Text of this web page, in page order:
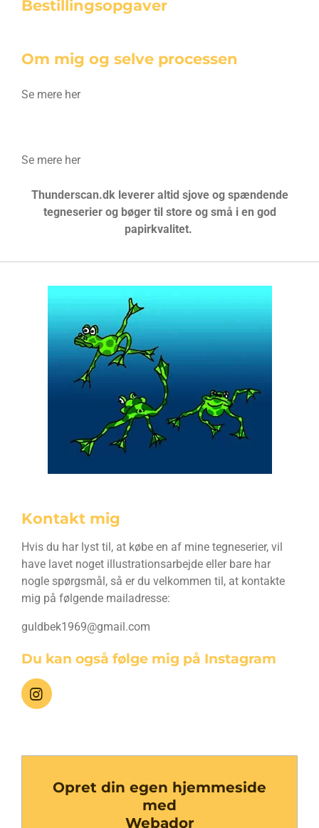
Bestillingsopgaver
Om mig og selve processen
Se mere her
Se mere her
Thunderscan.dk leverer altid sjove og spændende
tegneserier og bøger til store og små i en god
papirkvalitet.
Kontakt mig
Hvis du har lyst til, at købe en af mine tegneserier, vil
have lavet noget illustrationsarbejde eller bare har
nogle spørgsmål, så er du velkommen til, at kontakte
mig på følgende mailadresse:
guldbek1969@gmail.com
Du kan også følge mig på Instagram
I
n
a
Opret din egen hjemmeside
med
Webador